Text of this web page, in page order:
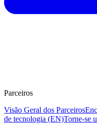
Parceiros
Visão Geral dos Parceiros
de tecnologia (EN)Torne-se